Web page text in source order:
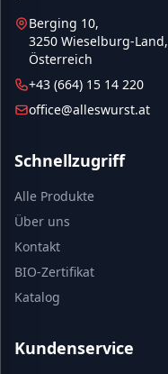
Berging 10,
3250 Wieselburg-Land,
Österreich
+43 (664) 15 14 220
office@alleswurst.at
Schnellzugriff
Alle Produkte
Über uns
Kontakt
BIO-Zertifikat
Katalog
Kundenservice